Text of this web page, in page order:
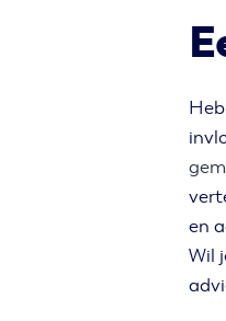
en
Wil